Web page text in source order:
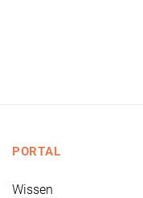
PORTAL
Wissen